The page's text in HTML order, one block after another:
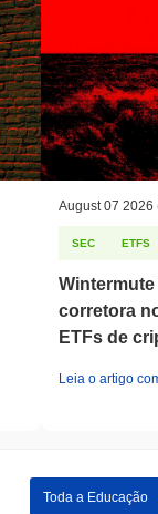
August 07 2026
SEC ETFS
corretora
ETFs de
Leia o artigo
Toda a Educação